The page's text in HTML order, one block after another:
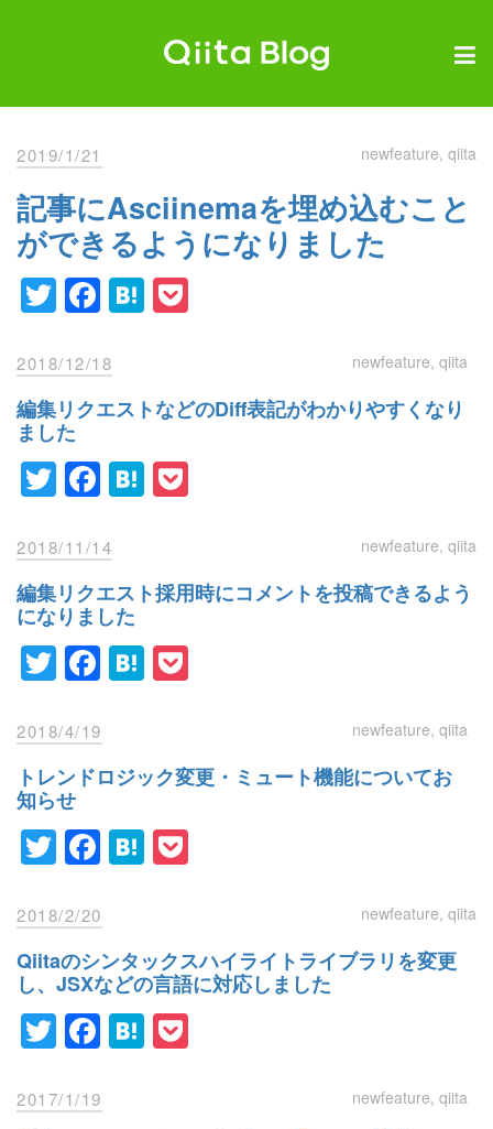
2019/1/21 newfeature qiita
記事にAsciinemaを埋め込むこと
ができるようになりました
Twitter
Facebook
Hatena
2018/12/18 newfeature qiita
編集リクエストなどのDiff表記がわかりやすくなり
ました
Twitter
Facebook
Hatena
2018/11/14 newfeature qiita
編集リクエスト採用時にコメントを投稿できるよう
になりました
Twitter
Facebook
Hatena
2018/4/19 newfeature qiita
トレンドロジック変更・ミュート機能についてお
知らせ
Twitter
Facebook
Hatena
2018/2/20 newfeature qiita
Qiitaのシンタックスハイライトライブラリを変更
し、JSXなどの言語に対応しました
Twitter
Facebook
Hatena
2017/1/19 newfeature qiita